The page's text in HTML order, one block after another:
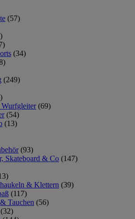
(57)
(34)
(249)
(69)
(54)
(13)
(93)
Skateboard & Co (147)
& Klettern (39)
(117)
Tauchen (56)
(32)